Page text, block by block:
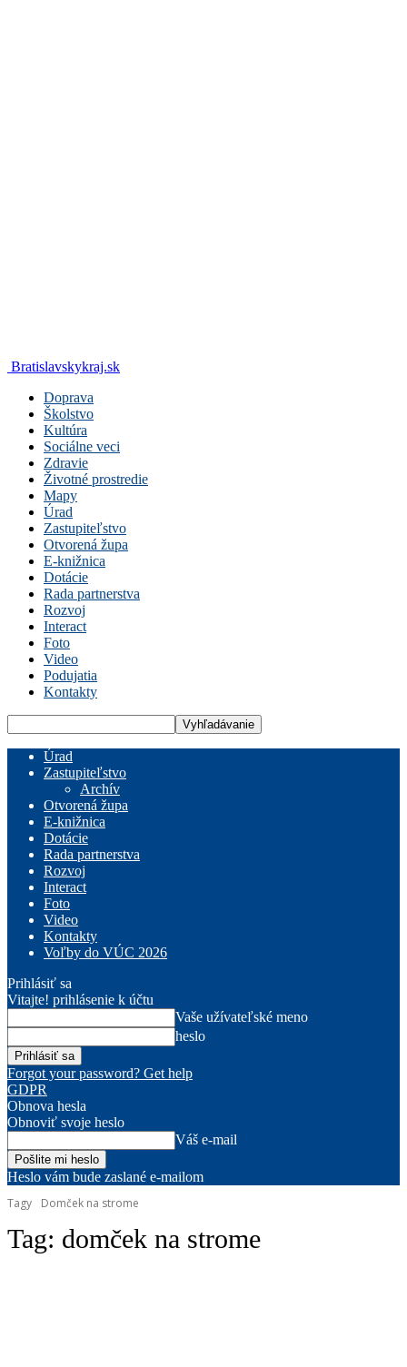
Bratislavskykraj.sk
Doprava
Školstvo
Kultúra
Sociálne veci
Zdravie
Životné prostredie
Mapy
Úrad
Zastupiteľstvo
Otvorená župa
E-knižnica
Dotácie
Rada partnerstva
Rozvoj
Interact
Foto
Video
Podujatia
Kontakty
Úrad
Zastupiteľstvo
Archív
Otvorená župa
E-knižnica
Dotácie
Rada partnerstva
Rozvoj
Interact
Foto
Video
Kontakty
Voľby do VÚC 2026
Prihlásiť sa
Vitajte! prihlásenie k účtu
Vaše užívateľské meno
heslo
Forgot your password? Get help
GDPR
Obnova hesla
Obnoviť svoje heslo
Váš e-mail
Heslo vám bude zaslané e-mailom
Tagy
Domček na strome
Tag: domček na strome